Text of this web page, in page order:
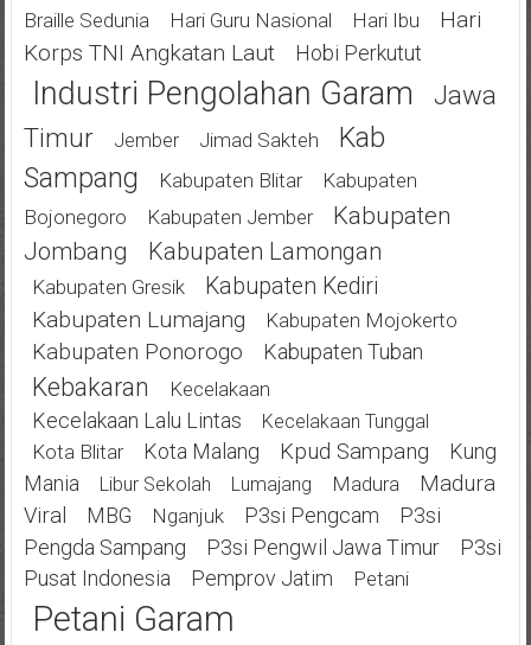
Braille Sedunia Hari Guru Nasional Hari Ibu
Hari
Korps TNI Angkatan Laut
Hobi Perkutut
Industri Pengolahan Garam
Jawa
Timur
Jember Jimad Sakteh
Kab
Sampang
Kabupaten Blitar
Kabupaten
Bojonegoro
Kabupaten Jember
Kabupaten
Jombang
Kabupaten Lamongan
Kabupaten Gresik
Kabupaten Kediri
Kabupaten Lumajang
Kabupaten Mojokerto
Kabupaten Ponorogo Kabupaten Tuban
Kebakaran Kecelakaan
Kecelakaan Lalu Lintas Kecelakaan Tunggal
Kota Blitar Kota Malang Kpud Sampang
Kung
Mania
Libur Sekolah Lumajang Madura
Madura
Viral
MBG Nganjuk P3si Pengcam
P3si
Pengda Sampang
P3si Pengwil Jawa Timur
P3si
Pusat Indonesia
Pemprov Jatim Petani
Petani Garam